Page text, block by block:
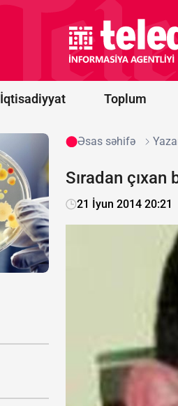
İqtisadiyyat Toplum
Hörmüz
boğazından
keçən
tankerdə iki
partlayış
səsi eşidilib
Əsas səhifə
Sıradan çıxan
21 İyun 2014 20:21